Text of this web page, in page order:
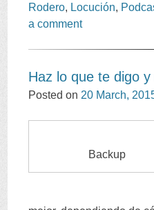
Rodero, Locución,
a comment
Haz lo que te digo
Posted on 20 March,
Backup